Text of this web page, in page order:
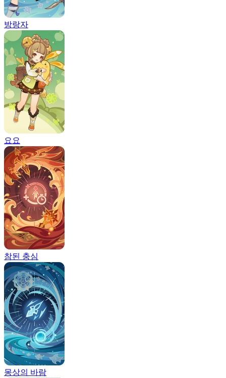
방랑자
요요
참된 충심
몽상의 바람